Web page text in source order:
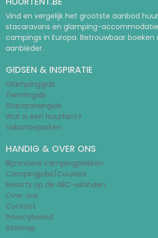
Vind en vergelijk het grootste aanbod
stacaravans en glamping-
campings in Europa. Betrouwbaar boeken
aanbieder.
GIDSEN & INSPIRATIE
Glampinggids
Tentengids
Stacaravangids
Wat is een huurtent?
Vakantieparken
HANDIG & OVER ONS
Bijzondere campingplekken
Campingjobs/Couriers
Resorts op de ABC-eilanden
Over ons
Contact
Privacybeleid
Sitemap